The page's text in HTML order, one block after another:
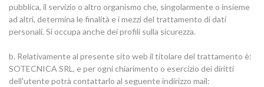
pubblica, il servizio o altro organismo che, singolarmente o insieme
ad altri, determina le finalità e i mezzi del trattamento di dati
personali. Si occupa anche dei profili sulla sicurezza.
b. Relativamente al presente sito web il titolare del trattamento è:
SOTECNICA SRL, e per ogni chiarimento o esercizio dei diritti
dell'utente potrà contattarlo al seguente indirizzo mail: